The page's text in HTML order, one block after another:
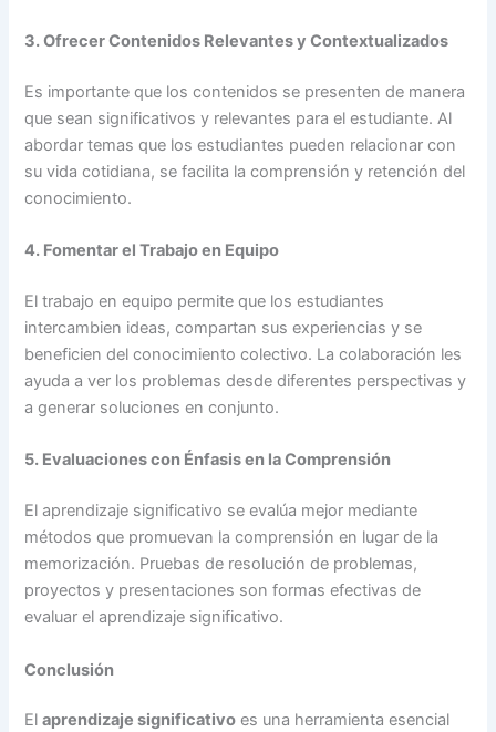
3. Ofrecer Contenidos Relevantes y Contextualizados
Es importante que los contenidos se presenten de manera
que sean significativos y relevantes para el estudiante. Al
abordar temas que los estudiantes pueden relacionar con
su vida cotidiana, se facilita la comprensión y retención del
conocimiento.
4. Fomentar el Trabajo en Equipo
El trabajo en equipo permite que los estudiantes
intercambien ideas, compartan sus experiencias y se
beneficien del conocimiento colectivo. La colaboración les
ayuda a ver los problemas desde diferentes perspectivas y
a generar soluciones en conjunto.
5. Evaluaciones con Énfasis en la Comprensión
El aprendizaje significativo se evalúa mejor mediante
métodos que promuevan la comprensión en lugar de la
memorización. Pruebas de resolución de problemas,
proyectos y presentaciones son formas efectivas de
evaluar el aprendizaje significativo.
Conclusión
Elaprendizaje significativo es una herramienta esencial